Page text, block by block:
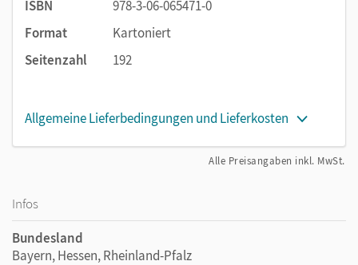
ISBN
978-3-06-065471-0
Format
Kartoniert
Seitenzahl
192
Allgemeine Lieferbedingungen und Lieferkosten
Alle Preisangaben inkl. MwSt.
Infos
Bundesland
Bayern, Hessen, Rheinland-Pfalz